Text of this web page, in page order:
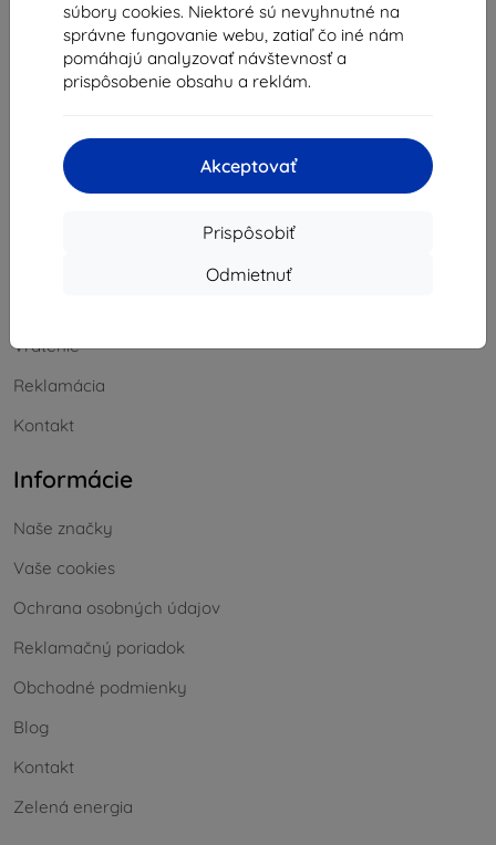
súbory cookies. Niektoré sú nevyhnutné na
správne fungovanie webu, zatiaľ čo iné nám
pomáhajú analyzovať návštevnosť a
prispôsobenie obsahu a reklám.
Akceptovať
Prispôsobiť
Odmietnuť
Pondelok až piatok:
Online8:00 - 16:00
Sobota a nedeľa:
Nakupovanie
Vrátenie
Reklamácia
Kontakt
Informácie
Naše značky
Vaše cookies
Ochrana osobných údajov
Reklamačný poriadok
Obchodné podmienky
Blog
Kontakt
Zelená energia